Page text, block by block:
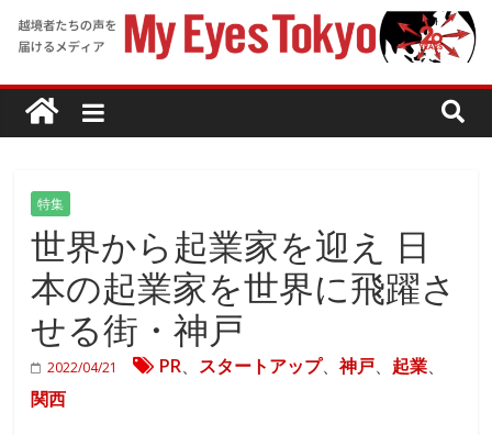
特集
世界から起業家を迎え 日
本の起業家を世界に飛躍さ
せる街・神戸
2022/04/21 PR、 スタートアップ、神戸、 起業、
関西